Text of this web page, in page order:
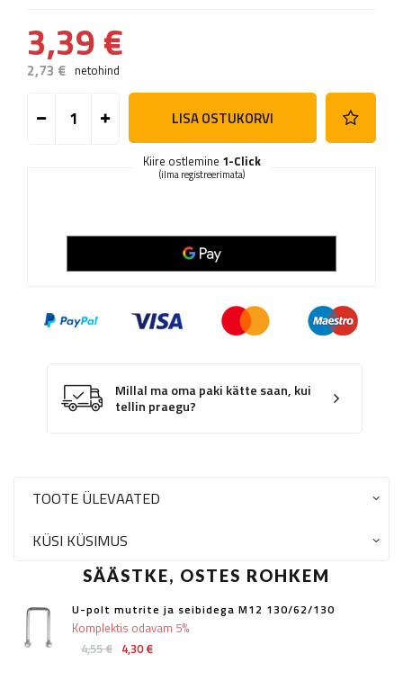
3,39 €
2,73 € netohind
LISA OSTUKORVI
Kiire ostlemine 1-Click
(ilma registreerimata)
Millal ma oma paki kätte saan, kui
tellin praegu?
TOOTE ÜLEVAATED
KÜSI KÜSIMUS
SÄÄSTKE, OSTES ROHKEM
U-polt mutrite ja seibidega M12 130/62/130
4,55 € 4,30 €
Komplektis odavam 5%